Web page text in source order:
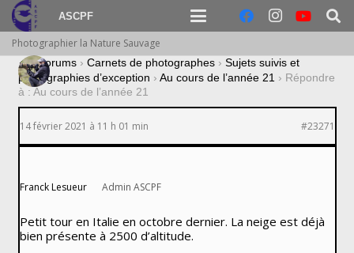
ASCPF
Photographier la Nature Sauvage
› Forums › Carnets de photographes › Sujets suivis et
photographies d’exception › Au cours de l’année 21 › Répondre
à : Au cours de l’année 21
14 février 2021 à 11 h 01 min #23271
Franck Lesueur Admin ASCPF
Petit tour en Italie en octobre dernier. La neige est déjà
bien présente à 2500 d’altitude.